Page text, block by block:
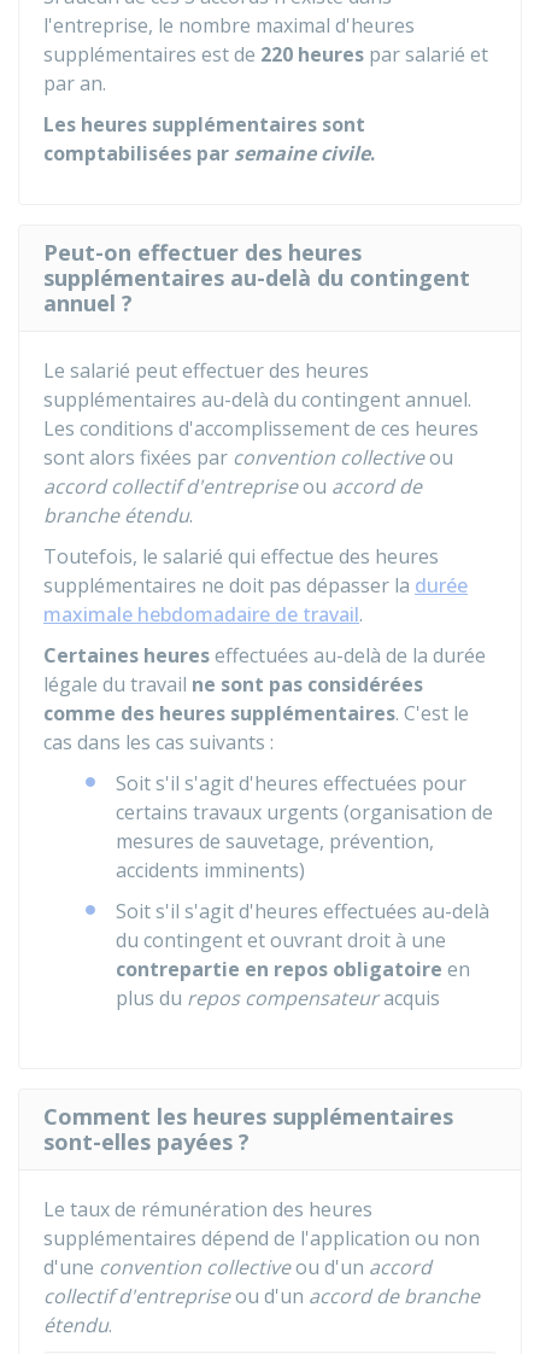
l'entreprise, le nombre maximal d'heures
supplémentaires est de 220 heures par salarié et
par an.
Les heures supplémentaires sont
comptabilisées par semaine civile.
Peut-on effectuer des heures
supplémentaires au-delà du contingent
annuel ?
Le salarié peut effectuer des heures
supplémentaires au-delà du contingent annuel.
Les conditions d'accomplissement de ces heures
sont alors fixées par convention collectiveou
accord collectif d'entrepriseou accord de
branche étendu.
Toutefois, le salarié qui effectue des heures
supplémentaires ne doit pas dépasser la durée
maximale hebdomadaire de travail.
Certaines heureseffectuées au-delà de la durée
légale du travail ne sont pas considérées
comme des heures supplémentaires. C'est le
cas dans les cas suivants :
Soit s'il s'agit d'heures effectuées pour
certains travaux urgents (organisation de
mesures de sauvetage, prévention,
accidents imminents)
Soit s'il s'agit d'heures effectuées au-delà
du contingent et ouvrant droit à une
contrepartie en repos obligatoire en
plus du repos compensateuracquis
Comment les heures supplémentaires
sont-elles payées ?
Le taux de rémunération des heures
supplémentaires dépend de l'application ou non
d'une convention collectiveou d'un accord
collectif d'entrepriseou d'un accord de branche
étendu.